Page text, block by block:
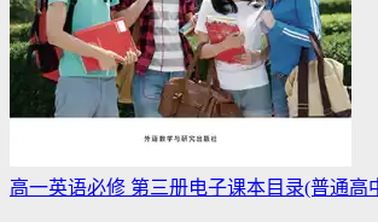
高一英语必修 第三册电子课本目录(普通高